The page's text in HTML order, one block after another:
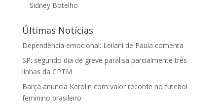
Sidney Botelho
Últimas Notícias
Dependência emocional: Leilaní de Paula comenta
SP: segundo dia de greve paralisa parcialmente três
linhas da CPTM
Barça anuncia Kerolin com valor recorde no futebol
feminino brasileiro